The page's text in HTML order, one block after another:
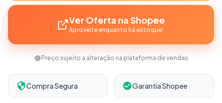
Ver Oferta na Shopee
Aproveite enquanto há estoque!
Preço sujeito a alteração na plataforma de vendas
Compra Segura Garantia Shopee